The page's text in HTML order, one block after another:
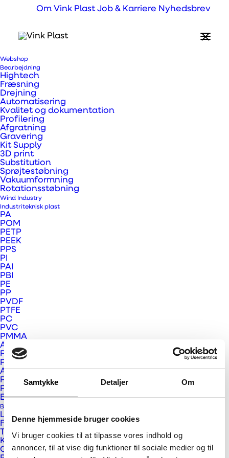
Samtykke Detaljer Om
Denne hjemmeside bruger cookies
Vi bruger cookies til at tilpasse vores indhold og
annoncer, til at vise dig funktioner til sociale medier og til
Om Vink Plast Job & Karriere Nyhedsbrev
Webshop
Bearbejdning
Hightech
Fræsning
Drejning
Automatisering
Kvalitet og dokumentation
Profilering
Afgratning
Gravering
Kit Supply
3D print
Substitution
Sprøjtestøbning
Vakuumformning
Rotationsstøbning
Wind Industry
Industriteknisk plast
PA
POM
PETP
PEEK
PPS
PI
PAI
PBI
PE
PP
PVDF
PTFE
PC
PVC
PMMA
APET og PETG
PSU, PPSU og PEI
PS
ABS
PUR
Plastkompositter
Eurograte GRP riste og profiler
Bygge- og Interiør Plast
Larson og Larcore
Fundermax
Trespa
Kerrock
Gallina PC facadeplader
Hvad er
Plakater/Posters?
Medier til print af plakater og posters
herunder f.eks. Vikunyl og YUPO folier. Fælles
nævneren er den gode printkvalitet,
holdbarhed og styrke ift. for eksempel papir
eller pap.
Vink Plast ApS